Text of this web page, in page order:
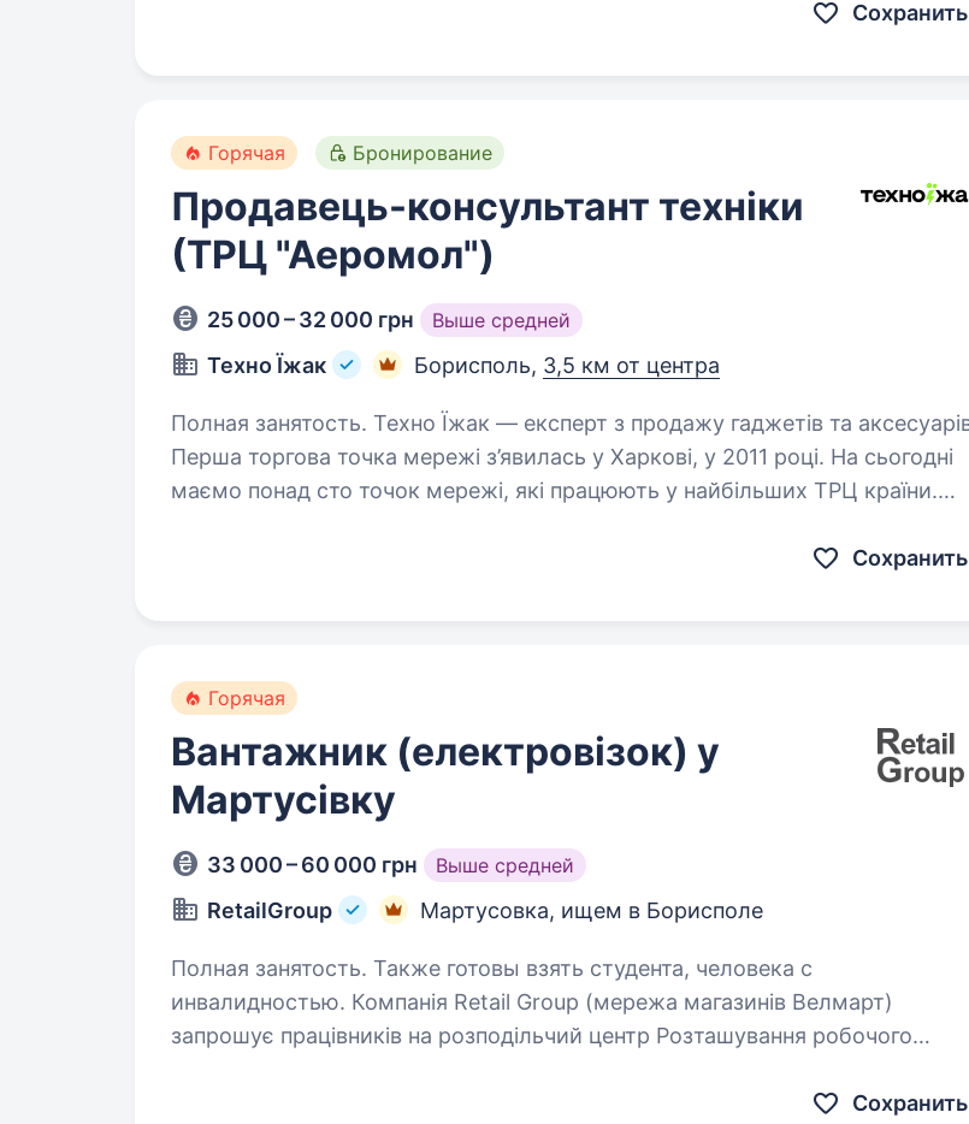
Сохранить
Горячая Бронирование
Продавець-консультант техніки
(ТРЦ "Аеромол")
25 000 – 32 000 грн Выше средней
Техно Їжак Борисполь, 3,5 км от центра
Полная занятость. Техно Їжак — експерт з продажу гаджетів та аксесуарів
Перша торгова точка мережі з’явилась у Харкові, у 2011 році. На сьогодні
маємо понад сто точок мережі, які працюють у найбільших ТРЦ країни.
Сохранить
Горячая
Вантажник (електровізок) у
Мартусівку
33 000 – 60 000 грн Выше средней
RetailGroup Мартусовка, ищем в Борисполе
Полная занятость. Также готовы взять студента, человека с
инвалидностью. Компанія Retail Group (мережа магазинів Велмарт)
запрошує працівників на розподільчий центр Розташування робочого
Сохранить